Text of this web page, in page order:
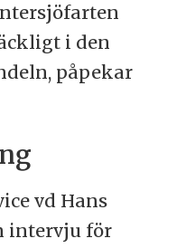
i den
påpekar
vd Hans
intervju för